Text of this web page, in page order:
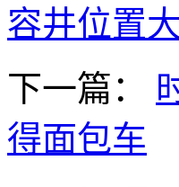
容井位置
下一篇：
得面包车